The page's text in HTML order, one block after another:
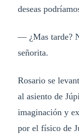
deseas
— ¿Mas tarde?
señorita.
Rosario se
al asiento de
imaginación y
por el físico de